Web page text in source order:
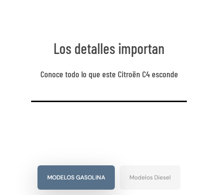
Los detalles importan
Conoce todo lo que este Citroën C4 esconde
MODELOS GASOLINA Modelos Diesel